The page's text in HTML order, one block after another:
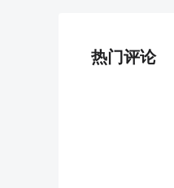
热门评论